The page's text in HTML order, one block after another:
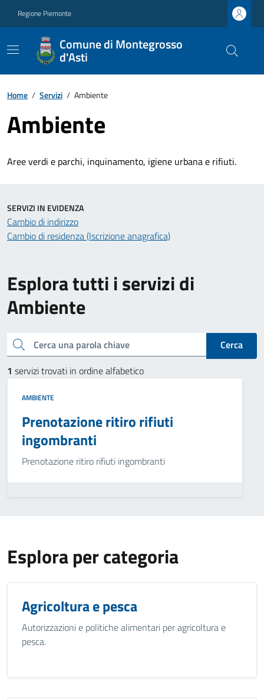
Regione Piemonte
Comune di Montegrosso
d'Asti
Home / Servizi / Ambiente
Ambiente
Aree verdi e parchi, inquinamento, igiene urbana e rifiuti.
Esplora tutti i servizi di
Ambiente
Cerca una parola chiave
Cerca
1 servizi trovati in ordine alfabetico
AMBIENTE
Prenotazione ritiro rifiuti
ingombranti
Prenotazione ritiro rifiuti ingombranti
SERVIZI IN EVIDENZA
Cambio di indirizzo
Cambio di residenza (Iscrizione anagrafica)
Esplora per categoria
Agricoltura e pesca
Autorizzazioni e politiche alimentari per agricoltura e
pesca.